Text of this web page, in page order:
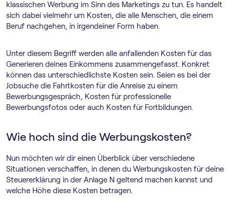
klassischen Werbung im Sinn des Marketings zu tun. Es handelt
sich dabei vielmehr um Kosten, die alle Menschen, die einem
Beruf nachgehen, in irgendeiner Form haben.
Unter diesem Begriff werden alle anfallenden Kosten für das
Generieren deines Einkommens zusammengefasst. Konkret
können das unterschiedlichste Kosten sein. Seien es bei der
Jobsuche die Fahrtkosten für die Anreise zu einem
Bewerbungsgespräch, Kosten für professionelle
Bewerbungsfotos oder auch Kosten für Fortbildungen.
Wie hoch sind die Werbungskosten?
Nun möchten wir dir einen Überblick über verschiedene
Situationen verschaffen, in denen du Werbungskosten für deine
Steuererklärung in der Anlage N geltend machen kannst und
welche Höhe diese Kosten betragen.